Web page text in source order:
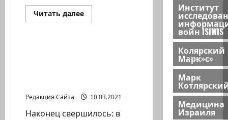
Читать далееПрочитать
больше
Новости Хайфы (архив)
Редакция Сайта 10.03.2021
Наконец свершилось: в
Институт
войн ISIWIS
Колярский
Марк»с»
Марк
Медицина
Израиля